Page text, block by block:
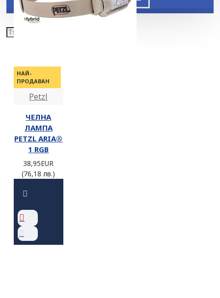
НАЙ-
ПРОДАВАН
Petzl
ЧЕЛНА
ЛАМПА
PETZL ARIA®
1 RGB
38,95EUR
(76,18 лв.)